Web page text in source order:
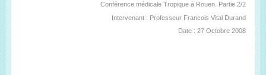
Conférence médicale Tropique à Rouen. Partie 2/2
Intervenant : Professeur Francois Vital Durand
Date : 27 Octobre 2008